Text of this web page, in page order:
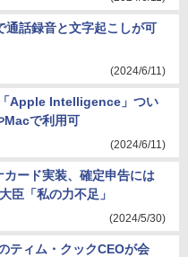
話録音と文字起こしが可
(2024/6/11)
Apple Intelligence」つい
Macで利用可
(2024/6/11)
ード実装、確定申告には
臣「私の力不足」
(2024/5/30)
ティム・クックCEOが会